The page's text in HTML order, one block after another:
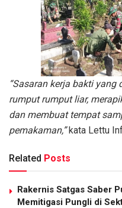
“Sasaran kerja bakti
rumput rumput liar,
dan membuat tempat
pemakaman,”kata Lettu
Related Posts
Rakernis Satgas Saber
Memitigasi Pungli di